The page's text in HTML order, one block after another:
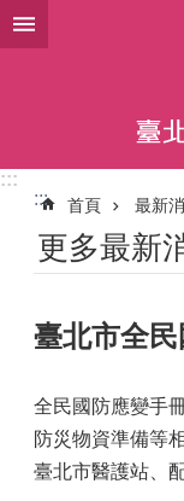
跳到主要內容區塊
:::
:::
首頁 最新
更多最新
臺北市全
全民國防應變手
防災物資準備等
臺北市醫護站、